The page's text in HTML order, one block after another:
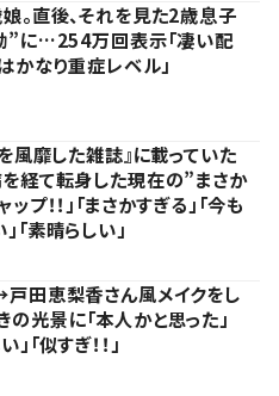
。直後、それを見た2歳息子
”に…254万回表示「凄い配
はかなり重症レベル」
風靡した雑誌』に載っていた
を経て転身した現在の”まさか
プ！！」「まさかすぎる」「今も
「素晴らしい」
田恵梨香さん風メイクをし
光景に「本人かと思った」
「似すぎ！！」